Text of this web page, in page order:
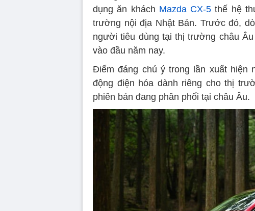
dụng ăn khách Mazda CX-5 thế hệ
trường nội địa Nhật Bản. Trước đó,
người tiêu dùng tại thị trường châu
vào đầu năm nay.
Điểm đáng chú ý trong lần xuất hiện
động điện hóa dành riêng cho thị
phiên bản đang phân phối tại châu Âu.